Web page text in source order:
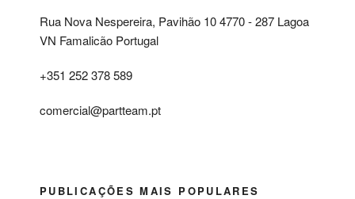
Rua Nova Nespereira, Pavihão 10 4770 - 287 Lagoa
VN Famalicão Portugal
+351 252 378 589
comercial@partteam.pt
PUBLICAÇÕES MAIS POPULARES